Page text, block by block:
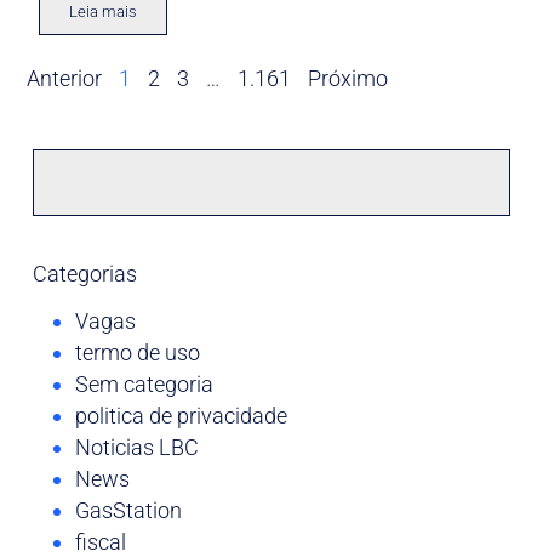
Leia mais
Anterior 1 2 3 … 1.161 Próximo
Categorias
Vagas
termo de uso
Sem categoria
politica de privacidade
Noticias LBC
News
GasStation
fiscal